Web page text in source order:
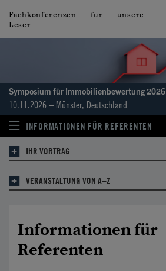
Fachkonferenzen für unsere
Leser
Symposium für Immobilien­bewertung 2026
10.11.2026 – Münster, Deutschland
INFORMATIONEN FÜR REFERENTEN
IHR VORTRAG
VERANSTALTUNG VON A–Z
Informationen für
Referenten